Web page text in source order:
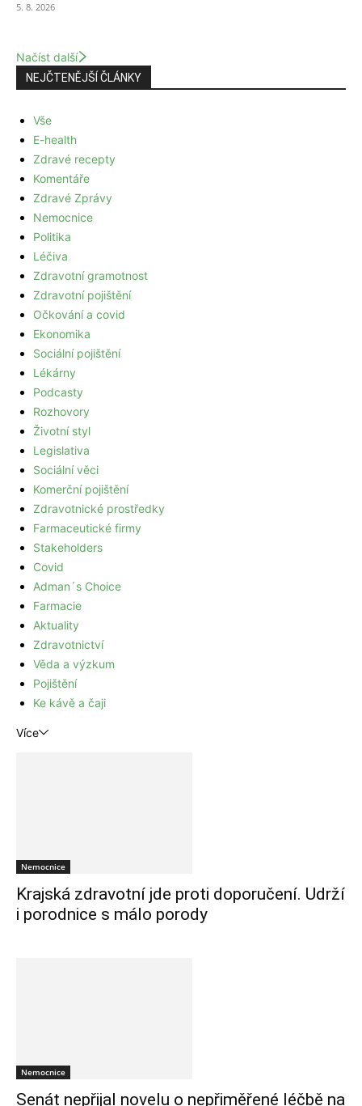
5. 8. 2026
Načíst další
NEJČTENĚJŠÍ ČLÁNKY
Vše
E-health
Zdravé recepty
Komentáře
Zdravé Zprávy
Nemocnice
Politika
Léčiva
Zdravotní gramotnost
Zdravotní pojištění
Očkování a covid
Ekonomika
Sociální pojištění
Lékárny
Podcasty
Rozhovory
Životní styl
Legislativa
Sociální věci
Komerční pojištění
Zdravotnické prostředky
Farmaceutické firmy
Stakeholders
Covid
Adman´s Choice
Farmacie
Aktuality
Zdravotnictví
Věda a výzkum
Pojištění
Ke kávě a čaji
Více
Nemocnice
Krajská zdravotní jde proti doporučení. Udrží
i porodnice s málo porody
Nemocnice
Senát nepřijal novelu o nepřiměřené léčbě na